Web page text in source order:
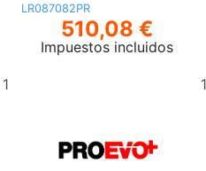
LR087082PR
510,08 €
Impuestos incluidos